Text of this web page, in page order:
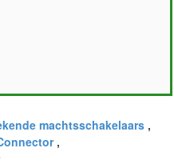
machtsschakelaars ,
,